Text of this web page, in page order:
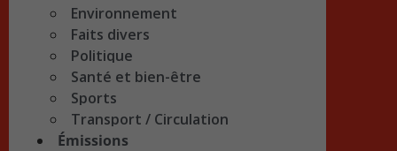
Environnement
Faits divers
Politique
Santé et bien-être
Sports
Transport / Circulation
Émissions